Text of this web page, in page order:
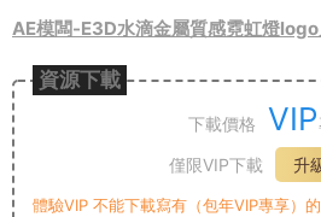
AE模闆-E3D水滴金屬質感霓虹燈
資源下載
下載價格 VIP
僅限VIP下載
升
體驗VIP 不能下載寫有（包年VIP專享）